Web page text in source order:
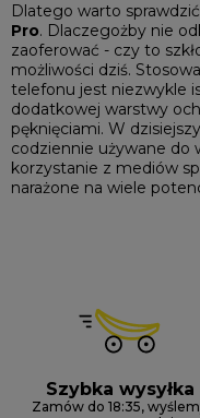
Dlatego warto
Pro. Dlaczegożby nie
zaoferować - czy to
możliwości dziś.
telefonu jest niezwykle
dodatkowej warstwy
pęknięciami. W
codziennie używane do
korzystanie z mediów
narażone na wiele
Szybka wysyłka
Zamów do 18:35,